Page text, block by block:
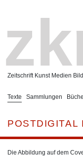
Zeitschrift Kunst Medien
Texte Sammlungen
POSTDIGITAL
Die Abbildung auf dem